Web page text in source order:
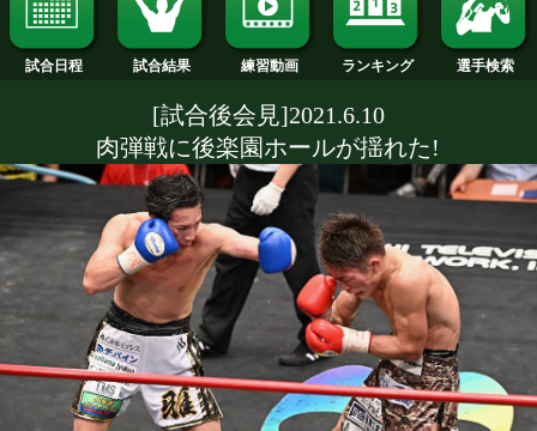
試合日程 試合結果 練習動画 ランキング
[試合後会見]2021.6.10
肉弾戦に後楽園ホールが揺れた!